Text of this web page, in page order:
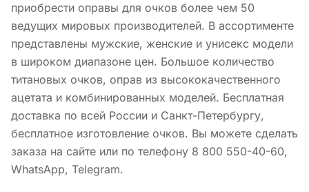
приобрести оправы для очков более чем 50
ведущих мировых производителей. В ассортименте
представлены мужские, женские и унисекс модели
в широком диапазоне цен. Большое количество
титановых очков, оправ из высококачественного
ацетата и комбинированных моделей. Бесплатная
доставка по всей России и Санкт-Петербургу,
бесплатное изготовление очков. Вы можете сделать
заказа на сайте или по телефону 8 800 550-40-60,
WhatsApp, Telegram.